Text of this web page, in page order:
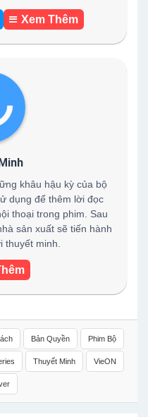
Xem Thêm
khâu hậu kỳ của bộ
dụng để thêm lời đọc
thoại trong phim. Sau
sản xuất sẽ tiến hành
thuyết minh.
Bản Quyền Phim Bộ
Thuyết Minh VieON